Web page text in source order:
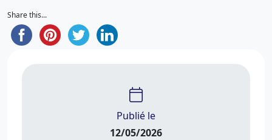
Share this...
Publié le
12/05/2026